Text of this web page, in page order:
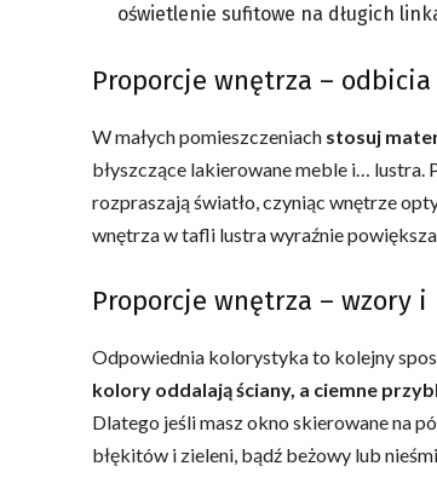
oświetlenie sufitowe na długich
Proporcje wnętrza –
W małych pomieszczeniach stosuj
błyszczące lakierowane meble i… lustra.
rozpraszają światło, czyniąc wnętrze
wnętrza w tafli lustra wyraźnie
Proporcje wnętrza – wzory i
Odpowiednia kolorystyka to kolejny
kolory oddalają ściany, a ciemne
Dlatego jeśli masz okno skierowane na
błękitów i zieleni, bądź beżowy lub